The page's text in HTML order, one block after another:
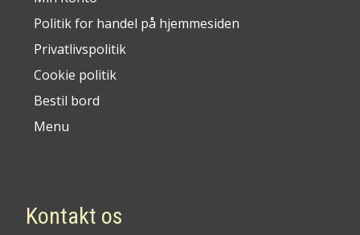
Politik for handel på hjemmesiden
Privatlivspolitik
Cookie politik
Bestil bord
Menu
Kontakt os